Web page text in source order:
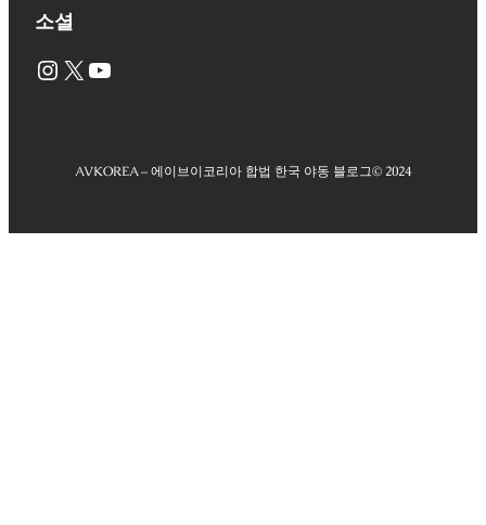
소셜
Instagram X YouTube
AVKOREA – 에이브이코리아 합법 한국 야동 블로그© 2024